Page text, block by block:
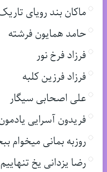
ماکان بند رویای
حامد همایون فرشته
فرزاد فرخ نور
فرزاد فرزین کلبه
علی اصحابی سیگار
فریدون آسرایی
روزبه بمانی میخوام
رضا یزدانی یخ